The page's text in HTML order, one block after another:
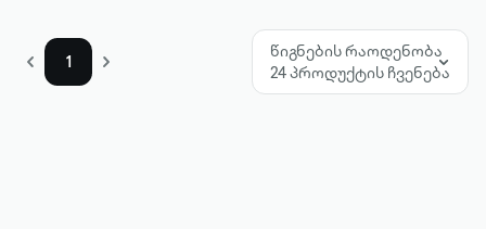
1
წიგნების რაოდენობა
24 პროდუქტის ჩვენება